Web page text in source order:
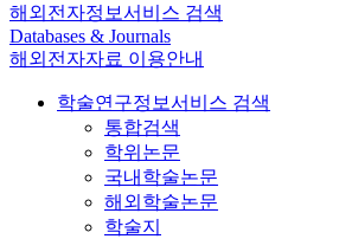
해외전자정보서비스 검색
Databases & Journals
해외전자자료 이용안내
학술연구정보서비스 검색
통합검색
학위논문
국내학술논문
해외학술논문
학술지